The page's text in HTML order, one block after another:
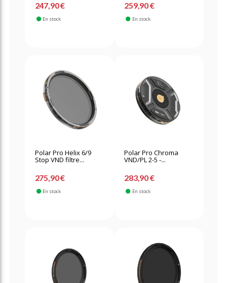
247,90 €
En stock
259,90 €
En stock
Polar Pro Helix 6/9
Stop VND filtre...
275,90 €
En stock
Polar Pro Chroma
VND/PL 2-5 -...
283,90 €
En stock